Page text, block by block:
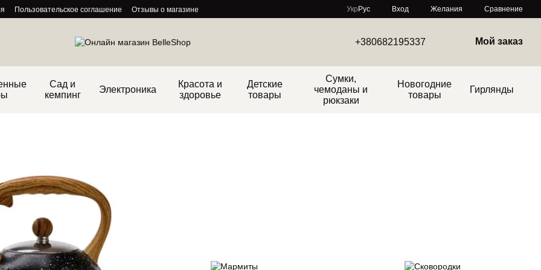
Пользовательское соглашение
Отзывы о магазине
Укр Рус Вход Желания Сравнение
+380682195337 Мой заказ
Сад и
кемпинг
Электроника
Красота и
здоровье
Детские
товары
Сумки,
чемоданы и
рюкзаки
Новогодние
товары
Гирлянды